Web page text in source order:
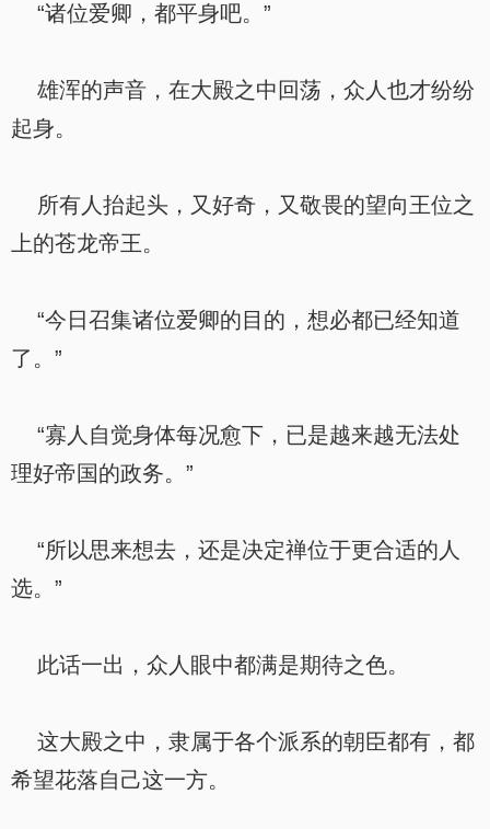
“诸位爱卿，都平身吧。”
雄浑的声音，在大殿之中回荡，众人也才纷纷
起身。
所有人抬起头，又好奇，又敬畏的望向王位之
上的苍龙帝王。
“今日召集诸位爱卿的目的，想必都已经知道
了。”
“寡人自觉身体每况愈下，已是越来越无法处
理好帝国的政务。”
“所以思来想去，还是决定禅位于更合适的人
选。”
此话一出，众人眼中都满是期待之色。
这大殿之中，隶属于各个派系的朝臣都有，都
希望花落自己这一方。